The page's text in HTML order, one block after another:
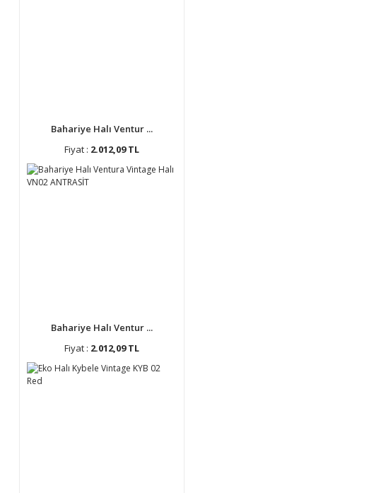
Bahariye Halı Ventur ...
Fiyat : 2.012,09 TL
Bahariye Halı Ventur ...
Fiyat : 2.012,09 TL